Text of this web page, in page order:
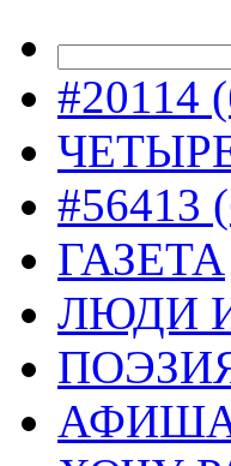
#20114
#56413
ГАЗЕТА
ЛЮДИ